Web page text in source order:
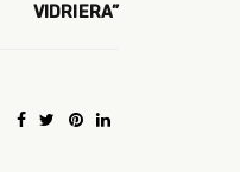
VIDRIERA”